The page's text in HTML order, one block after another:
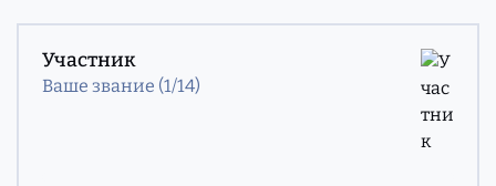
Участник
Ваше звание (1/14)